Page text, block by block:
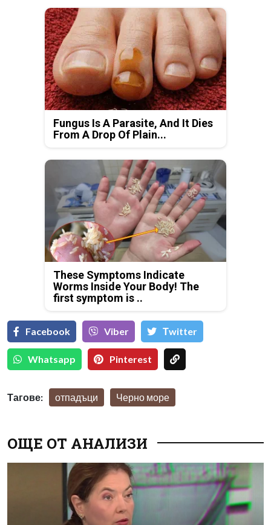
Fungus Is A Parasite, And It Dies
From A Drop Of Plain...
These Symptoms Indicate
Worms Inside Your Body! The
first symptom is ..
Facebook Viber Тwitter
Whatsapp Pinterest
Тагове: отпадъци Черно море
ОЩЕ ОТ АНАЛИЗИ